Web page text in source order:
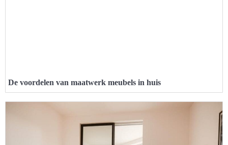
De voordelen van maatwerk meubels in huis